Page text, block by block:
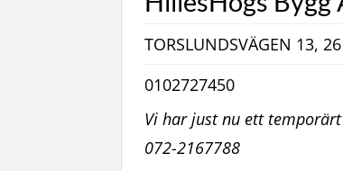
TORSLUNDSVÄGEN 13,
0102727450
Vi har just nu ett
072-2167788